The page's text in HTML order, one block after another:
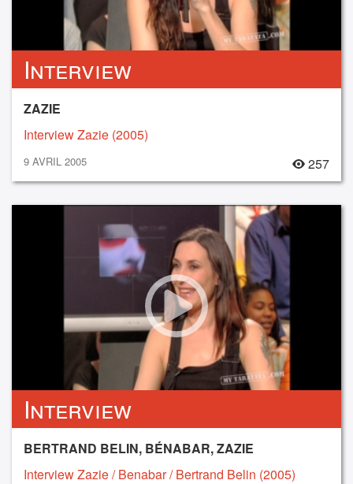
Interview
ZAZIE
Interview Zazie (2005)
9 AVRIL 2005 257
Interview
BERTRAND BELIN, BÉNABAR, ZAZIE
Interview Zazie / Benabar / Bertrand Belin (2005)